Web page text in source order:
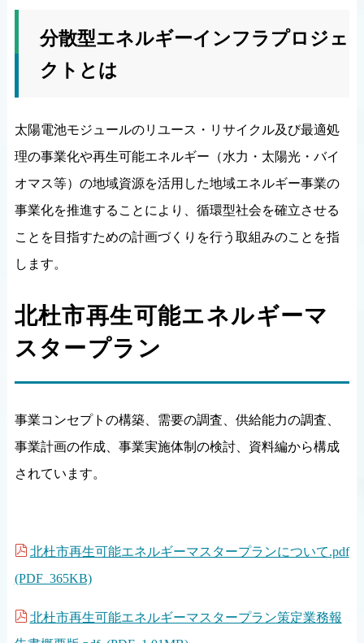
分散型エネルギーインフラプロジェ
クトとは
太陽電池モジュールのリユース・リサイクル及び最適処
理の事業化や再生可能エネルギー（水力・太陽光・バイ
オマス等）の地域資源を活用した地域エネルギー事業の
事業化を推進することにより、循環型社会を確立させる
ことを目指すための計画づくりを行う取組みのことを指
します。
北杜市再生可能エネルギーマ
スタープラン
事業コンセプトの構築、需要の調査、供給能力の調査、
事業計画の作成、事業実施体制の検討、資料編から構成
されています。
北杜市再生可能エネルギーマスタープランについて.pdf
(PDF 365KB)
北杜市再生可能エネルギーマスタープラン策定業務報